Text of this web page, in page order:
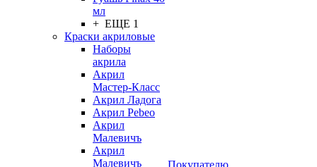
мл
+ ЕЩЕ 1
Краски акриловые
Наборы
акрила
Акрил
Мастер-Класс
Акрил Ладога
Акрил Pebeo
Акрил
Малевичъ
Акрил
Малевичъ
Покупателю